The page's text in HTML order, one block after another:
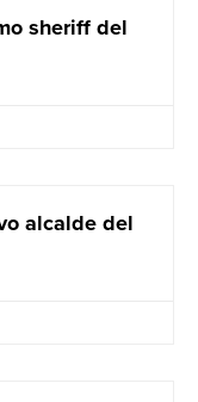
sheriff del
alcalde del